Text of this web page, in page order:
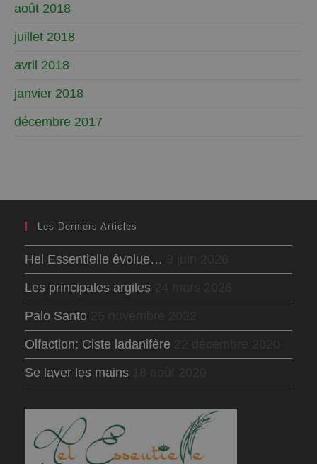
août 2018
juillet 2018
avril 2018
janvier 2018
décembre 2017
Les Derniers Articles
Hel Essentielle évolue…
Les principales argiles
Palo Santo
Olfaction: Ciste ladanifère
Se laver les mains